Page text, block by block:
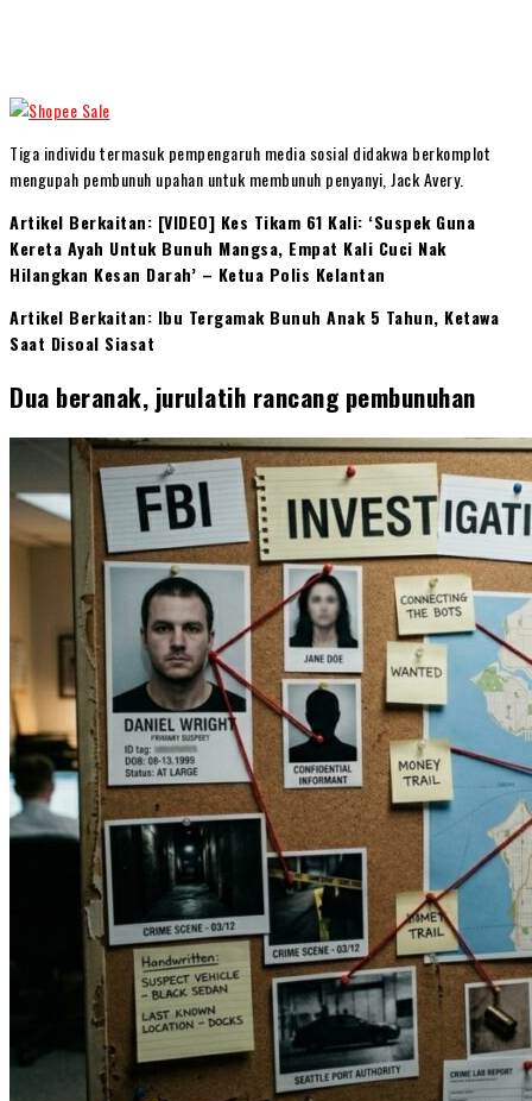
Tiga individu termasuk pempengaruh media sosial didakwa berkomplot
mengupah pembunuh upahan untuk membunuh penyanyi, Jack Avery.
Artikel Berkaitan: [VIDEO] Kes Tikam 61 Kali: ‘Suspek Guna
Kereta Ayah Untuk Bunuh Mangsa, Empat Kali Cuci Nak
Hilangkan Kesan Darah’ – Ketua Polis Kelantan
Artikel Berkaitan: Ibu Tergamak Bunuh Anak 5 Tahun, Ketawa
Saat Disoal Siasat
Dua beranak, jurulatih rancang pembunuhan